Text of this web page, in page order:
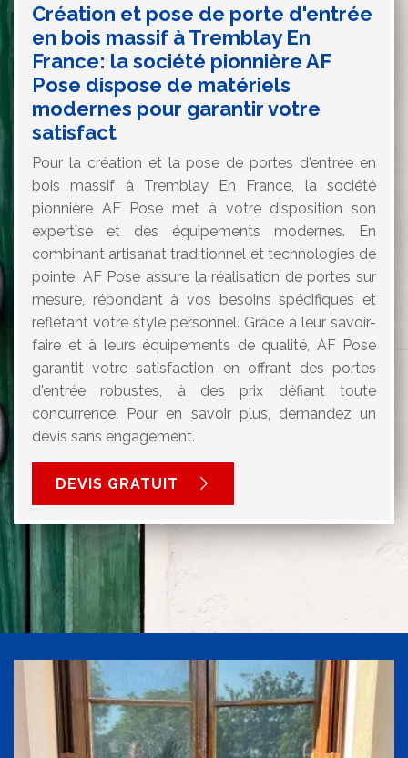
Création et pose de porte d'entrée
en bois massif à Tremblay En
France: la société pionnière AF
Pose dispose de matériels
modernes pour garantir votre
satisfact
Pour la création et la pose de portes d'entrée en
bois massif à Tremblay En France, la société
pionnière AF Pose met à votre disposition son
expertise et des équipements modernes. En
combinant artisanat traditionnel et technologies de
pointe, AF Pose assure la réalisation de portes sur
mesure, répondant à vos besoins spécifiques et
reflétant votre style personnel. Grâce à leur savoir-
faire et à leurs équipements de qualité, AF Pose
garantit votre satisfaction en offrant des portes
d'entrée robustes, à des prix défiant toute
concurrence. Pour en savoir plus, demandez un
devis sans engagement.
DEVIS GRATUIT